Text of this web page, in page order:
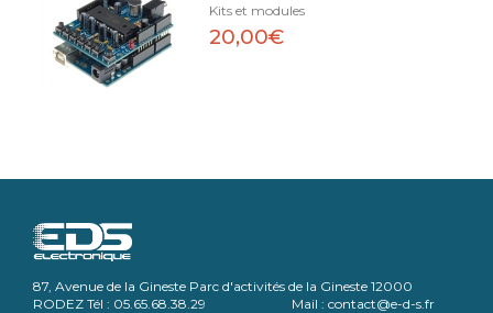
Kits et modules
20,00€
87, Avenue de la Gineste Parc d'activités de la Gineste 12000
RODEZ Tél : 05.65.68.38.29 Mail : contact@e-d-s.fr